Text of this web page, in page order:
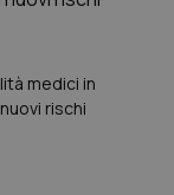
medici in
rischi